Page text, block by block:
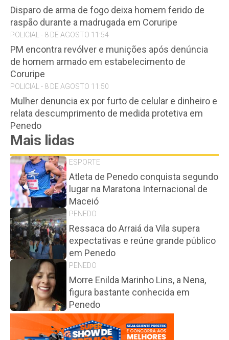
Disparo de arma de fogo deixa homem ferido de
raspão durante a madrugada em Coruripe
POLICIAL - 8 DE AGOSTO 11:54
PM encontra revólver e munições após denúncia
de homem armado em estabelecimento de
Coruripe
POLICIAL - 8 DE AGOSTO 11:50
Mulher denuncia ex por furto de celular e dinheiro e
relata descumprimento de medida protetiva em
Penedo
Mais lidas
ESPORTE
Atleta de Penedo conquista segundo
lugar na Maratona Internacional de
Maceió
PENEDO
Ressaca do Arraiá da Vila supera
expectativas e reúne grande público
em Penedo
PENEDO
Morre Enilda Marinho Lins, a Nena,
figura bastante conhecida em
Penedo